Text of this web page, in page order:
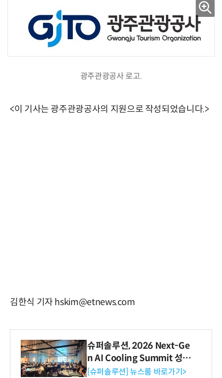
광주관광공사 로고.
<이 기사는 광주관광공사의 지원으로 작성되었습니다.>
김한식 기자 hskim@etnews.com
슈퍼솔루션, 2026 Next-Ge
n AI Cooling Summit 성황
리 성료
[슈퍼솔루션] 뉴스룸 바로가기>